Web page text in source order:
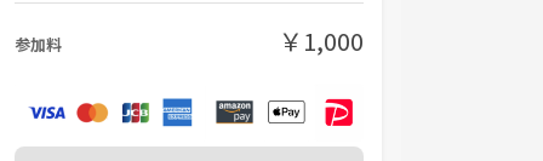
参加料 ￥1,000